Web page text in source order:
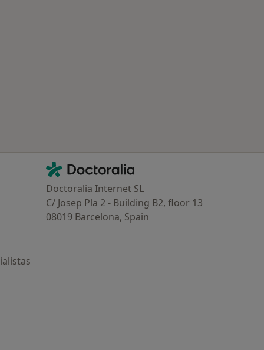
Contacto
Doctoralia - Página de inicio
Doctoralia Internet SL
C/ Josep Pla 2 - Building B2, floor 13
08019 Barcelona, Spain